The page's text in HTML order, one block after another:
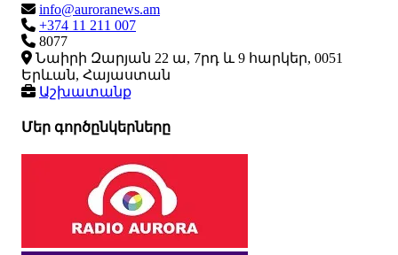
info@auroranews.am
+374 11 211 007
8077
Նաիրի Զարյան 22 ա, 7րդ և 9 հարկեր, 0051
Երևան, Հայաստան
Աշխատանք
Մեր գործընկերները